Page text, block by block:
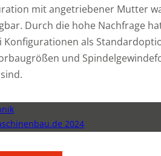
mit angetriebener Mutter
Durch die hohe Nachfrage
Konfigurationen als
und
2024